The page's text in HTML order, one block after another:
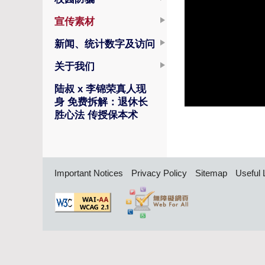
宣传素材
新闻、统计数字及访问
关于我们
陆叔 x 李锦荣真人现
身 免费拆解：退休长
胜心法 传授保本术
Important Notices Privacy Policy Sitemap Useful